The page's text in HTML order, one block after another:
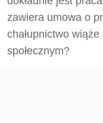
zawiera umowa o
chałupnictwo
społecznym?